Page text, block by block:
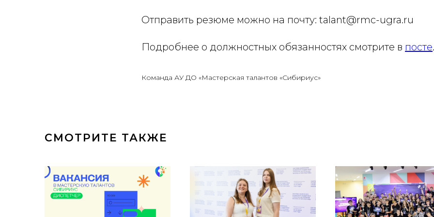
Отправить резюме можно на почту: talant@rmc-ugra.ru
Подробнее о должностных обязанностях смотрите в посте.
Команда АУ ДО «Мастерская талантов «Сибириус»
СМОТРИТЕ ТАКЖЕ